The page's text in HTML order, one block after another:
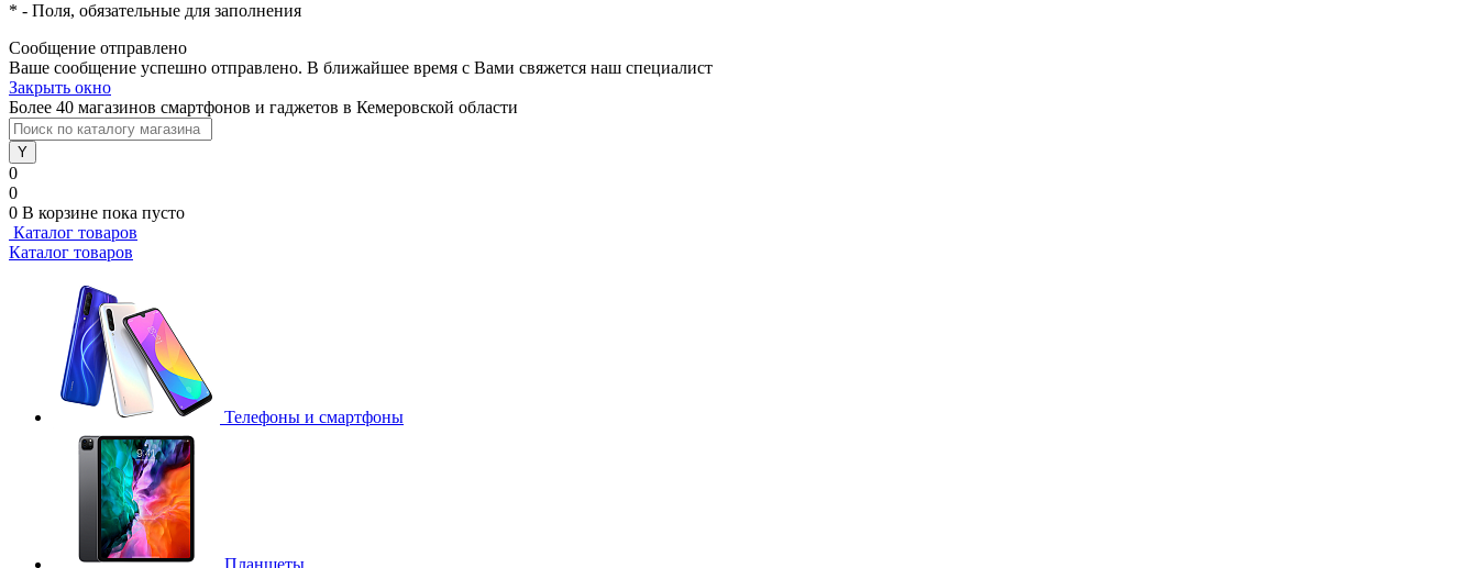
* - Поля, обязательные для заполнения
Сообщение отправлено
Ваше сообщение успешно отправлено. В ближайшее время с Вами свяжется наш специалист
Закрыть окно
Более 40 магазинов смартфонов и гаджетов в Кемеровской области
0
0
0 В корзине пока пусто
Каталог товаров
Каталог товаров
Телефоны и смартфоны
Планшеты